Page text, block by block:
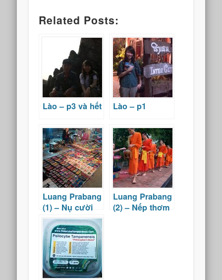
Related Posts:
Lào – p3 và hết Lào – p1
Luang Prabang
(1) – Nụ cười
người Lào
Luang Prabang
(2) – Nếp thơm